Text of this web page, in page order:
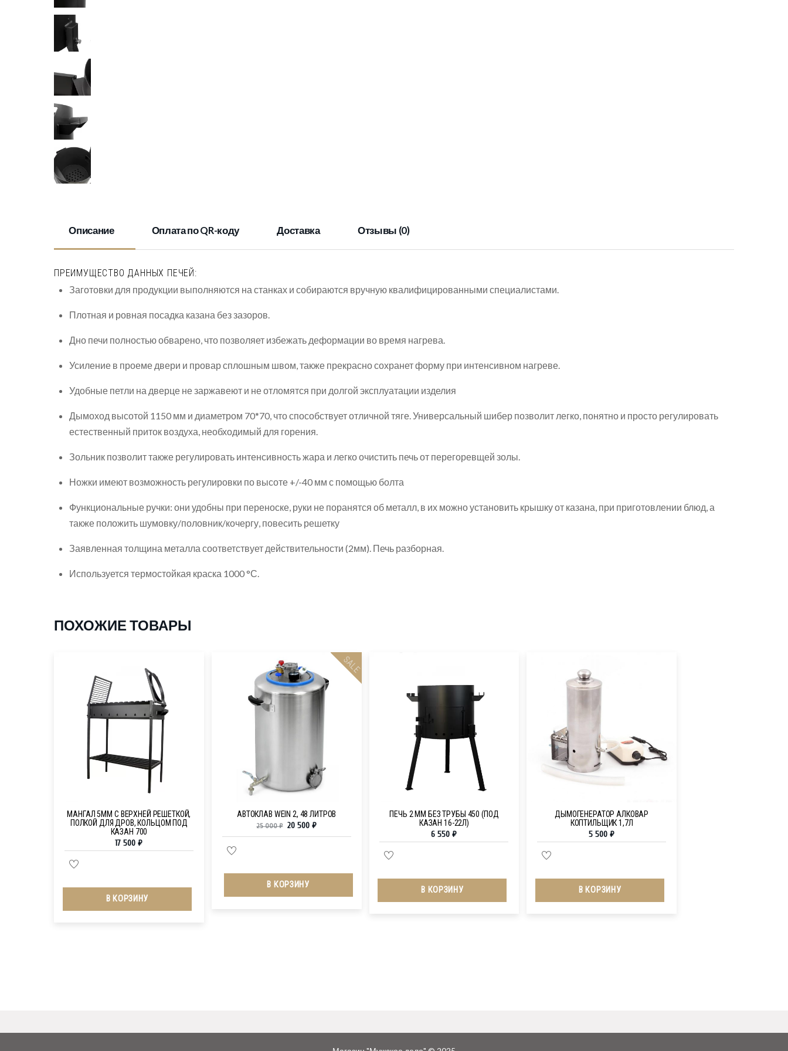
Описание Оплата по QR-коду Доставка Отзывы (0)
ПРЕИМУЩЕСТВО ДАННЫХ ПЕЧЕЙ:
Заготовки для продукции выполняются на станках и собираются вручную квалифицированными специалистами.
Плотная и ровная посадка казана без зазоров.
Дно печи полностью обварено, что позволяет избежать деформации во время нагрева.
Усиление в проеме двери и провар сплошным швом, также прекрасно сохранет форму при интенсивном нагреве.
Удобные петли на дверце не заржавеют и не отломятся при долгой эксплуатации изделия
Дымоход высотой 1150 мм и диаметром 70*70, что способствует отличной тяге. Универсальный шибер позволит легко, понятно и просто регулировать
естественный приток воздуха, необходимый для горения.
Зольник позволит также регулировать интенсивность жара и легко очистить печь от перегоревщей золы.
Ножки имеют возможность регулировки по высоте +/-40 мм с помощью болта
Функциональные ручки: они удобны при переноске, руки не поранятся об металл, в их можно установить крышку от казана, при приготовлении блюд, а
также положить шумовку/половник/кочергу, повесить решетку
Заявленная толщина металла соответствует действительности (2мм). Печь разборная.
Используется термостойкая краска 1000 °С.
ПОХОЖИЕ ТОВАРЫ
МАНГАЛ 5ММ С ВЕРХНЕЙ РЕШЕТКОЙ,
ПОЛКОЙ ДЛЯ ДРОВ, КОЛЬЦОМ ПОД
КАЗАН 700
17 500₽
В КОРЗИНУ
SALE
АВТОКЛАВ WEIN 2, 48 ЛИТРОВ
25 000₽ 20 500 ₽
В КОРЗИНУ
ПЕЧЬ 2 ММ БЕЗ ТРУБЫ 450 (ПОД
КАЗАН 16-22Л)
6 550₽
В КОРЗИНУ
ДЫМОГЕНЕРАТОР АЛКОВАР
КОПТИЛЬЩИК 1,7Л
5 500₽
В КОРЗИНУ